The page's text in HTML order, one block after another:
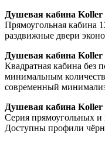
Душевая кабина
Прямоугольная кабина
раздвижные двери
Душевая кабина Koller
Квадратная кабина без
минимальным
современный
Душевая кабина Koller
Серия прямоугольных и
Доступны профили